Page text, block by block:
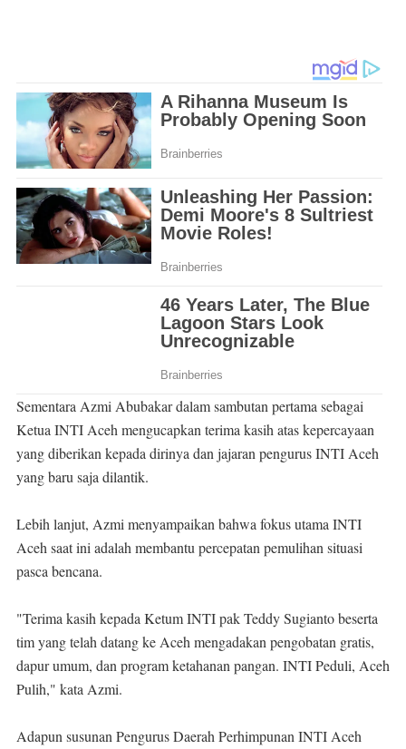
Sementara Azmi Abubakar dalam sambutan pertama sebagai
Ketua INTI Aceh mengucapkan terima kasih atas kepercayaan
yang diberikan kepada dirinya dan jajaran pengurus INTI Aceh
yang baru saja dilantik.
Lebih lanjut, Azmi menyampaikan bahwa fokus utama INTI
Aceh saat ini adalah membantu percepatan pemulihan situasi
pasca bencana.
"Terima kasih kepada Ketum INTI pak Teddy Sugianto beserta
tim yang telah datang ke Aceh mengadakan pengobatan gratis,
dapur umum, dan program ketahanan pangan. INTI Peduli, Aceh
Pulih," kata Azmi.
Adapun susunan Pengurus Daerah Perhimpunan INTI Aceh